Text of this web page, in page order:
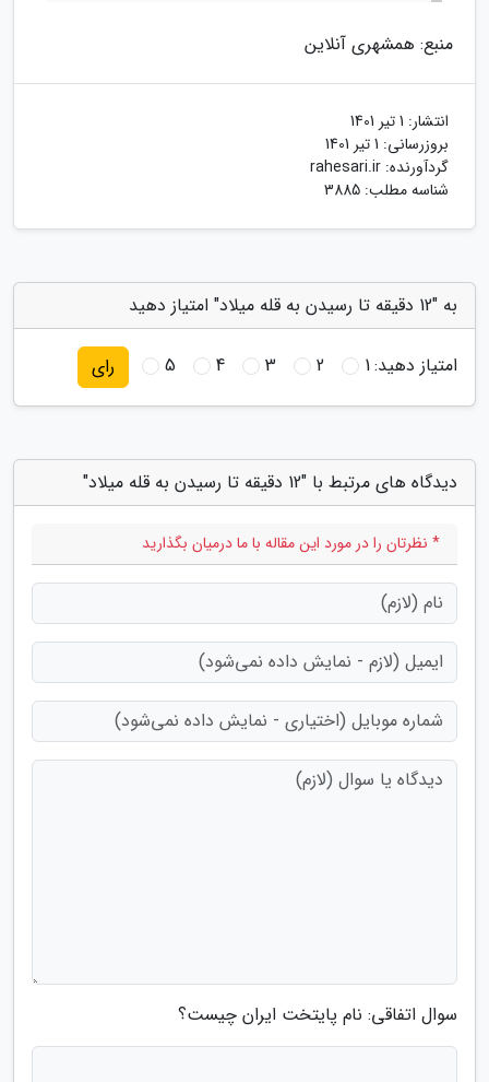
منبع: همشهری آنلاین
انتشار: 1 تیر 1401
بروزرسانی: 1 تیر 1401
گردآورنده: rahesari.ir
شناسه مطلب: 3885
به "12 دقیقه تا رسیدن به قله میلاد" امتیاز دهید
امتیاز دهید:1
2
3
4
5 رای
دیدگاه های مرتبط با "12 دقیقه تا رسیدن به قله میلاد"
* نظرتان را در مورد این مقاله با ما درمیان بگذارید
سوال اتفاقی: نام پایتخت ایران چیست؟